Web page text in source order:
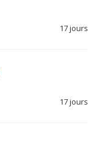
17 jours
17 jours